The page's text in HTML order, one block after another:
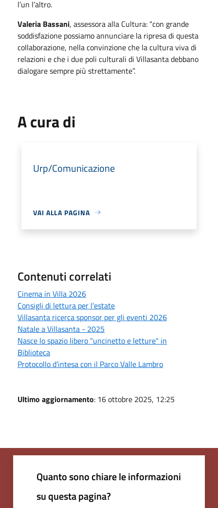
l’un l’altro.
Valeria Bassani, assessora alla Cultura: “con grande
soddisfazione possiamo annunciare la ripresa di questa
collaborazione, nella convinzione che la cultura viva di
relazioni e che i due poli culturali di Villasanta debbano
dialogare sempre più strettamente”.
A cura di
Urp/Comunicazione
VAI ALLA PAGINA
Contenuti correlati
Cinema in Villa 2026
Consigli di lettura per l'estate
Villasanta ricerca sponsor per gli eventi 2026
Natale a Villasanta - 2025
Nasce lo spazio libero "uncinetto e letture" in
Biblioteca
Protocollo d'intesa con il Parco Valle Lambro
Ultimo aggiornamento: 16 ottobre 2025, 12:25
Quanto sono chiare le informazioni
su questa pagina?